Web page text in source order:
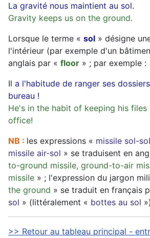
La gravité nous maintient au sol.
Gravity keeps us on the ground.
Lorsque le terme « sol » désigne
l'intérieur (par exemple d'un
anglais par « floor » ; par exemple :
Il a l'habitude de ranger ses
bureau !
He's in the habit of keeping his
office!
NB : les expressions « missile sol-
missile air-sol » se traduisent en
to-ground missile, ground-to-air
missile » ; l'expression du jargon
the ground » se traduit en français
sol » (littéralement « bottes au sol
>> Retour au tableau principal -